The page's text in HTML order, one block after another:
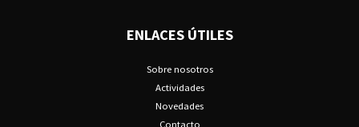
ENLACES ÚTILES
Sobre nosotros
Actividades
Novedades
Contacto